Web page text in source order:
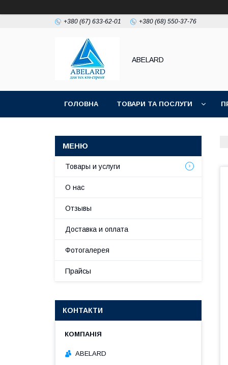
+380 (67) 633-62-01 +380 (68) 550-37-76
ABELARD
ГОЛОВНА ТОВАРИ ТА ПОСЛУГИ
Товары и услуги
О нас
Отзывы
Доставка и оплата
Фотогалерея
Прайсы
КОНТАКТИ
ABELARD